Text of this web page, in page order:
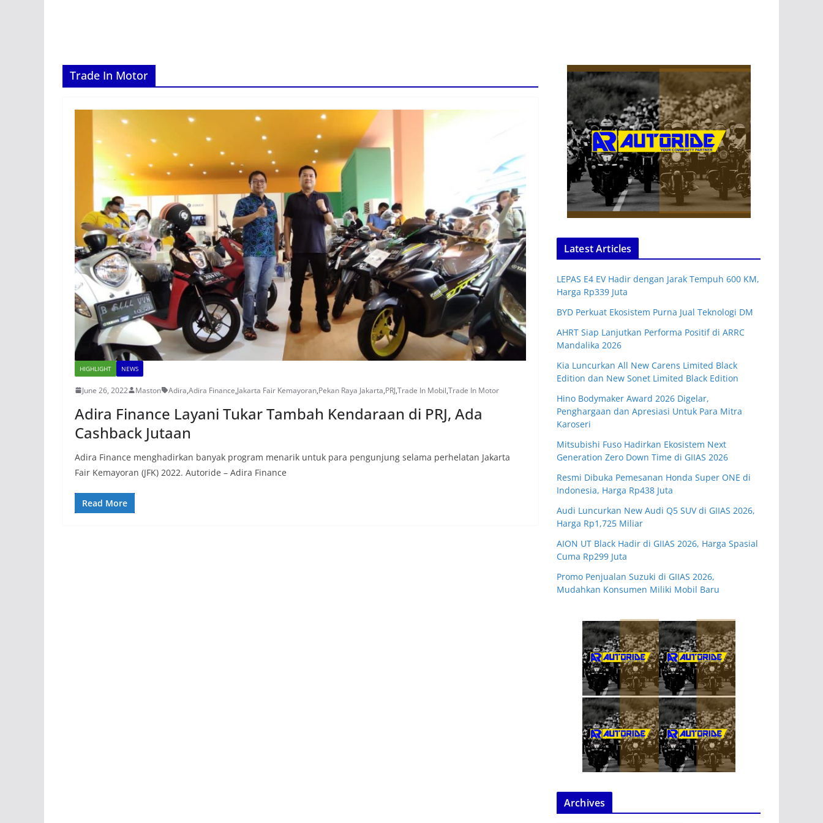
Trade In Motor
HIGHLIGHT NEWS
June 26, 2022 Maston Adira,Adira Finance,Jakarta Fair Kemayoran,Pekan Raya Jakarta,PRJ,Trade In Mobil,Trade In Motor
Adira Finance Layani Tukar Tambah Kendaraan di PRJ, Ada
Cashback Jutaan
Adira Finance menghadirkan banyak program menarik untuk para pengunjung selama perhelatan Jakarta
Fair Kemayoran (JFK) 2022. Autoride – Adira Finance
Read More
Latest Articles
LEPAS E4 EV Hadir dengan Jarak Tempuh 600 KM,
Harga Rp339 Juta
BYD Perkuat Ekosistem Purna Jual Teknologi DM
AHRT Siap Lanjutkan Performa Positif di ARRC
Mandalika 2026
Kia Luncurkan All New Carens Limited Black
Edition dan New Sonet Limited Black Edition
Hino Bodymaker Award 2026 Digelar,
Penghargaan dan Apresiasi Untuk Para Mitra
Karoseri
Mitsubishi Fuso Hadirkan Ekosistem Next
Generation Zero Down Time di GIIAS 2026
Resmi Dibuka Pemesanan Honda Super ONE di
Indonesia, Harga Rp438 Juta
Audi Luncurkan New Audi Q5 SUV di GIIAS 2026,
Harga Rp1,725 Miliar
AION UT Black Hadir di GIIAS 2026, Harga Spasial
Cuma Rp299 Juta
Promo Penjualan Suzuki di GIIAS 2026,
Mudahkan Konsumen Miliki Mobil Baru
Archives